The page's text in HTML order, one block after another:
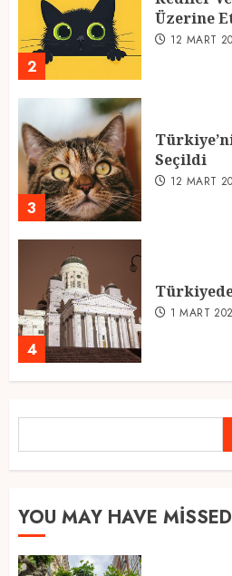
Seçildi
Türkiyede
Ramazan
1
2025 En
YOU MAY HAVE MISSED